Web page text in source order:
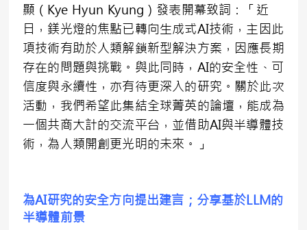
顯（Kye Hyun Kyung）發表開幕致詞：「近
日，鎂光燈的焦點已轉向生成式AI技術，主因此
項技術有助於人類解鎖新型解決方案，因應長期
存在的問題與挑戰。與此同時，AI的安全性、可
信度與永續性，亦有待更深入的研究。關於此次
活動，我們希望此集結全球菁英的論壇，能成為
一個共商大計的交流平台，並借助AI與半導體技
術，為人類開創更光明的未來。」
為AI研究的安全方向提出建言；分享基於LLM的
半導體前景